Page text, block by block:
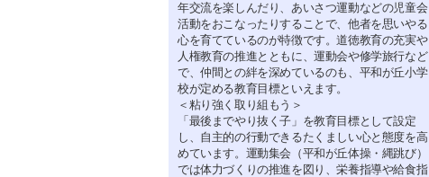
年交流を楽しんだり、あいさつ運動などの児童会
活動をおこなったりすることで、他者を思いやる
心を育てているのが特徴です。道徳教育の充実や
人権教育の推進とともに、運動会や修学旅行など
で、仲間との絆を深めているのも、平和が丘小学
校が定める教育目標といえます。
＜粘り強く取り組もう＞
「最後までやり抜く子」を教育目標として設定
し、自主的の行動できるたくましい心と態度を高
めています。運動集会（平和が丘体操・縄跳び）
では体力づくりの推進を図り、栄養指導や給食指